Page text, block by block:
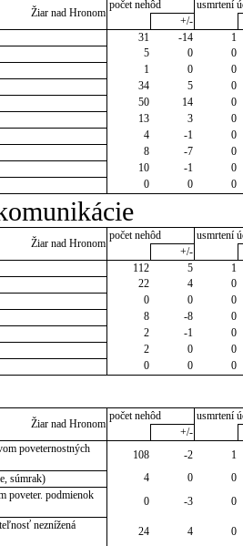
Žiar nad Hronom
počet nehôd
usmrtení
+/-
31 -14
1
5 0
0
1 0
0
34 5
0
50 14
0
13 3
0
4 -1
0
8 -7
0
10 -1
0
0 0 0
Žiar nad Hronom
počet nehôd
usmrtení
+/-
112 5
1
22 4
0
0 0
0
8 -8
0
2 -1
0
2 0
0
0 0 0
Žiar nad Hronom
počet nehôd
usmrtení
+/-
poveternostných
108 -2
1
súmrak)
4 0
0
poveter. podmienok
0 -3
0
neznížená
24 4
0